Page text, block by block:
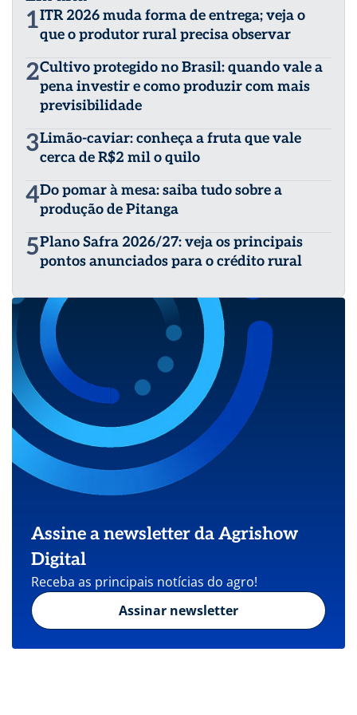
1ITR 2026 muda forma de entrega; veja o
que o produtor rural precisa observar
2Cultivo protegido no Brasil: quando vale a
pena investir e como produzir com mais
previsibilidade
3Limão-caviar: conheça a fruta que vale
cerca de R$2 mil o quilo
4Do pomar à mesa: saiba tudo sobre a
produção de Pitanga
5Plano Safra 2026/27: veja os principais
pontos anunciados para o crédito rural
Assine a newsletter da Agrishow
Digital
Receba as principais notícias do agro!
Assinar newsletter